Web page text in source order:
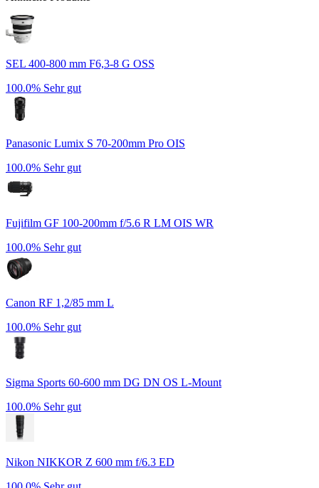
SEL 400-800 mm F6,3-8 G OSS
100.0% Sehr gut
Panasonic Lumix S 70-200mm Pro OIS
100.0% Sehr gut
Fujifilm GF 100-200mm f/5.6 R LM OIS WR
100.0% Sehr gut
Canon RF 1,2/85 mm L
100.0% Sehr gut
Sigma Sports 60-600 mm DG DN OS L-Mount
100.0% Sehr gut
Nikon NIKKOR Z 600 mm f/6.3 ED